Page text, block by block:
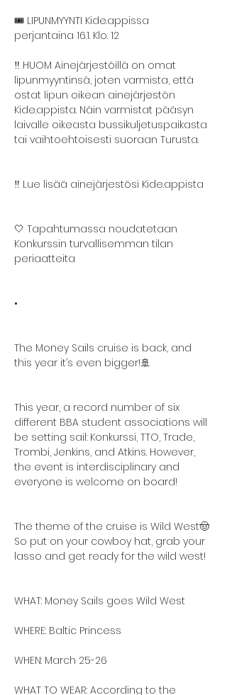
🎟️ LIPUNMYYNTI Kide.appissa
perjantaina 16.1. Klo. 12
‼️ HUOM Ainejärjestöillä on omat
lipunmyyntinsä, joten varmista, että
ostat lipun oikean ainejärjestön
Kide.appista. Näin varmistat pääsyn
laivalle oikeasta bussikuljetuspaikasta
tai vaihtoehtoisesti suoraan Turusta.
‼️ Lue lisää ainejärjestösi Kide.appista
🤍 Tapahtumassa noudatetaan
Konkurssin turvallisemman tilan
periaatteita
•
The Money Sails cruise is back, and
this year it’s even bigger!🚢
This year, a record number of six
different BBA student associations will
be setting sail: Konkurssi, TTO, Trade,
Trombi, Jenkins, and Atkins. However,
the event is interdisciplinary and
everyone is welcome on board!
The theme of the cruise is Wild West🤠
So put on your cowboy hat, grab your
lasso and get ready for the wild west!
WHAT: Money Sails goes Wild West
WHERE: Baltic Princess
WHEN: March 25-26
WHAT TO WEAR: According to the